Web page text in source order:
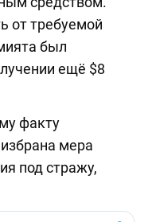
от требуемой
был
ещё $8
факту
мера
под стражу,